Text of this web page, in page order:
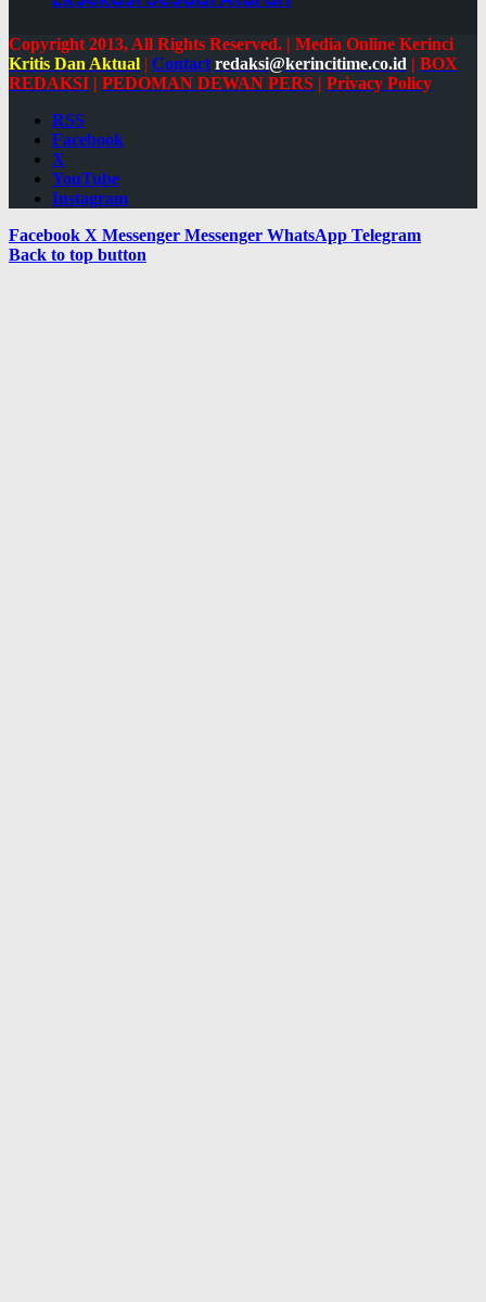
Copyright 2013, All Rights Reserved. | Media Online Kerinci
Kritis Dan Aktual | Contact redaksi@kerincitime.co.id | BOX
REDAKSI | PEDOMAN DEWAN PERS | Privacy Policy
RSS
Facebook
X
YouTube
Instagram
Facebook X Messenger Messenger WhatsApp Telegram
Back to top button